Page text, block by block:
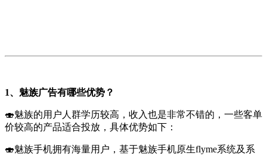
1、魅族广告有哪些优势？
🍣魅族的用户人群学历较高，收入也是非常不错的，一些客单
价较高的产品适合投放，具体优势如下：
🍣魅族手机拥有海量用户，基于魅族手机原生flyme系统及系